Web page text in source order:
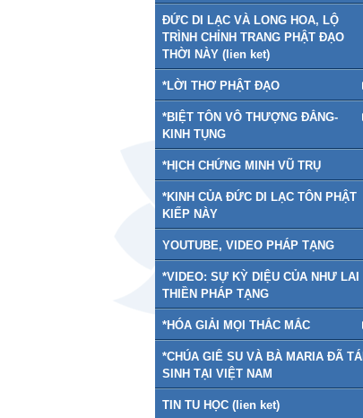
ĐỨC DI LẠC VÀ LONG HOA, LỘ
TRÌNH CHỈNH TRANG PHẬT ĐẠO
THỜI NÀY (lien ket)
*LỜI THƠ PHẬT ĐẠO
*BIỆT TÔN VÔ THƯỢNG ĐẲNG-
KINH TỤNG
*HỊCH CHỨNG MINH VŨ TRỤ
*KINH CỦA ĐỨC DI LẠC TÔN PHẬT
KIẾP NÀY
YOUTUBE, VIDEO PHÁP TẠNG
*VIDEO: SỰ KỲ DIỆU CỦA NHƯ LAI
THIỀN PHÁP TẠNG
*HÓA GIẢI MỌI THẮC MẮC
*CHÚA GIÊ SU VÀ BÀ MARIA ĐÃ TÁI
SINH TẠI VIỆT NAM
TIN TU HỌC (lien ket)